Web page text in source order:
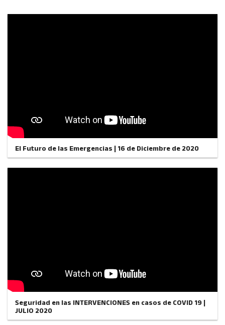
El Futuro de las Emergencias | 16 de Diciembre de 2020
Seguridad en las INTERVENCIONES en casos de COVID 19 |
JULIO 2020